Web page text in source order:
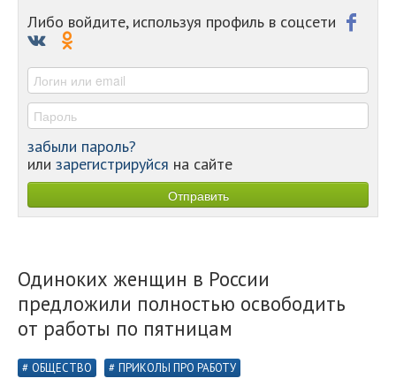
-
Либо войдите, используя профиль в соцсети
забыли пароль?
или зарегистрируйся на сайте
Одиноких женщин в России
предложили полностью освободить
от работы по пятницам
ОБЩЕСТВО ПРИКОЛЫ ПРО РАБОТУ